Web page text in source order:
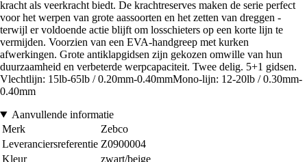
kracht als veerkracht biedt. De krachtreserves maken de serie perfect
voor het werpen van grote aassoorten en het zetten van dreggen -
terwijl er voldoende actie blijft om losschieters op een korte lijn te
vermijden. Voorzien van een EVA-handgreep met kurken
afwerkingen. Grote antiklapgidsen zijn gekozen omwille van hun
duurzaamheid en verbeterde werpcapaciteit. Twee delig. 5+1 gidsen.
Vlechtlijn: 15lb-65lb / 0.20mm-0.40mmMono-lijn: 12-20lb / 0.30mm-
0.40mm
Aanvullende informatie
Merk
Zebco
Leveranciersreferentie Z0900004
Kleur
zwart/beige